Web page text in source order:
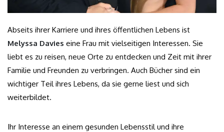
Abseits ihrer Karriere und ihres öffentlichen Lebens ist
Melyssa Davies eine Frau mit vielseitigen Interessen. Sie
liebt es zu reisen, neue Orte zu entdecken und Zeit mit ihrer
Familie und Freunden zu verbringen. Auch Bücher sind ein
wichtiger Teil ihres Lebens, da sie gerne liest und sich
weiterbildet.
Ihr Interesse an einem gesunden Lebensstil und ihre